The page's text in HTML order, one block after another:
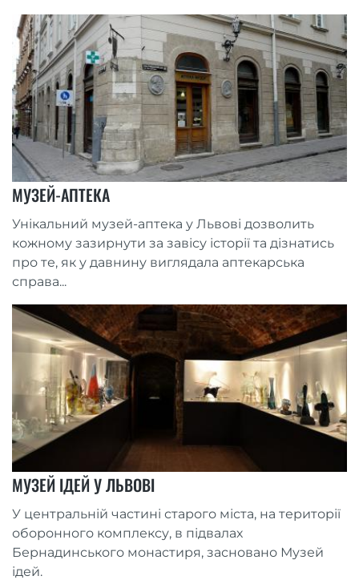
МУЗЕЙ-АПТЕКА
Унікальний музей-аптека у Львові дозволить
кожному зазирнути за завісу історії та дізнатись
про те, як у давнину виглядала аптекарська
справа...
МУЗЕЙ ІДЕЙ У ЛЬВОВІ
У центральній частині старого міста, на території
оборонного комплексу, в підвалах
Бернадинського монастиря, засновано Музей
ідей.